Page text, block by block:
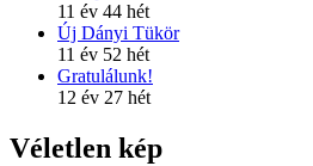
11 év 44 hét
Új Dányi Tükör
11 év 52 hét
Gratulálunk!
12 év 27 hét
Véletlen kép